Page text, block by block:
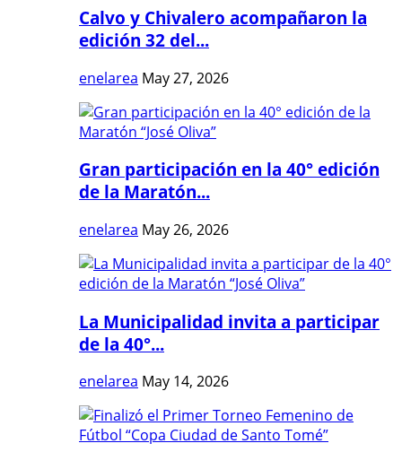
Calvo y Chivalero acompañaron la
edición 32 del...
enelarea May 27, 2026
Gran participación en la 40° edición
de la Maratón...
enelarea May 26, 2026
La Municipalidad invita a participar
de la 40°...
enelarea May 14, 2026